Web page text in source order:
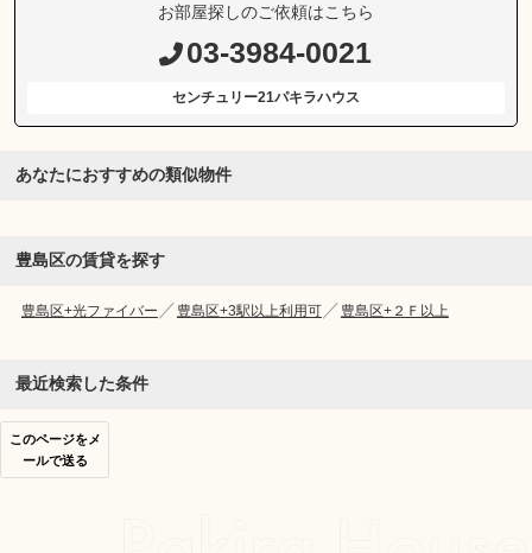
お部屋探しのご依頼はこちら
03-3984-0021
センチュリー21パキラハウス
あなたにおすすめの類似物件
豊島区の賃貸を探す
豊島区+光ファイバー 豊島区+3駅以上利用可 豊島区+２Ｆ以上
最近検索した条件
このページをメ
ールで送る